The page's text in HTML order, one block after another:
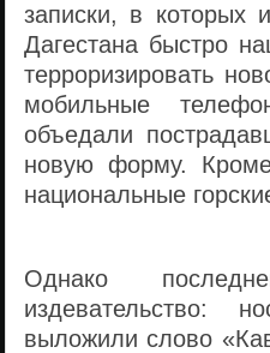
записки, в которых
Дагестана быстро
терроризировать
мобильные
объедали
новую форму. Кроме
национальные
Однако
издевательство:
выложили слово